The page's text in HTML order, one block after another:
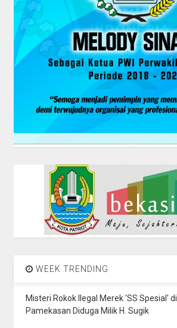
WEEK TRENDING
Misteri Rokok Ilegal Merek 'SS Spesial' di
Pamekasan Diduga Milik H. Sugik